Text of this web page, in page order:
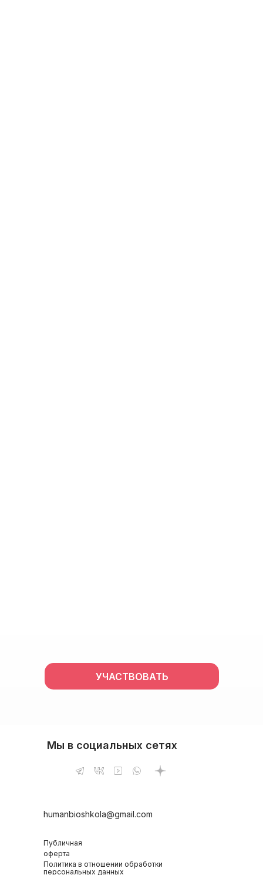
УЧАСТВОВАТЬ
Политика в отношении обработки
персональных данных
Мы в социальных сетях
humanbioshkola@gmail.com
Публичная
оферта